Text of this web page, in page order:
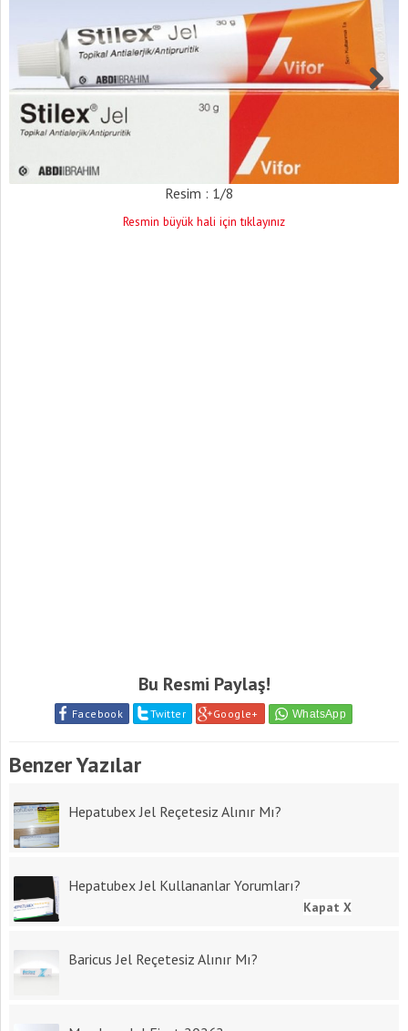
Resim : 1/8
Resmin büyük hali için tıklayınız
Bu Resmi Paylaş!
Facebook Twitter Google+
Benzer Yazılar
Hepatubex Jel Reçetesiz Alınır Mı?
Hepatubex Jel Kullananlar Yorumları?
Baricus Jel Reçetesiz Alınır Mı?
Kapat X